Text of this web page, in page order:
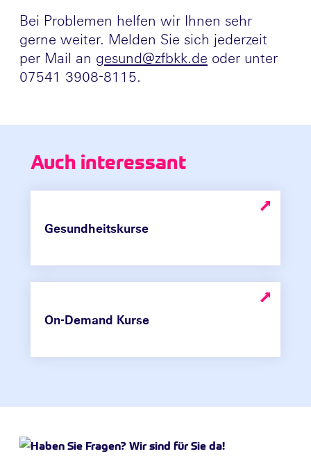
Bei Problemen helfen wir Ihnen sehr
gerne weiter. Melden Sie sich jederzeit
per Mail an gesund@zfbkk.de oder unter
07541 3908-8115.
Auch interessant
Gesundheitskurse
On-Demand Kurse